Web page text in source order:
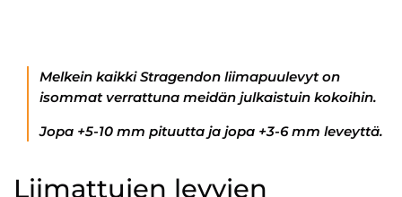
Melkein kaikki Stragendon liimapuulevyt on
isommat verrattuna meidän julkaistuin kokoihin.
Jopa +5-10 mm pituutta ja jopa +3-6 mm leveyttä.
Liimattujen levyjen